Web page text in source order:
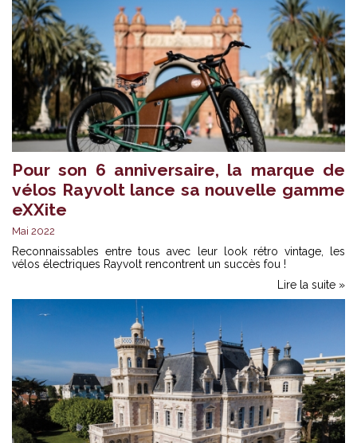
Pour son 6 anniversaire, la marque de
vélos Rayvolt lance sa nouvelle gamme
eXXite
Mai 2022
Reconnaissables entre tous avec leur look rétro vintage, les
vélos électriques Rayvolt rencontrent un succès fou !
Lire la suite »